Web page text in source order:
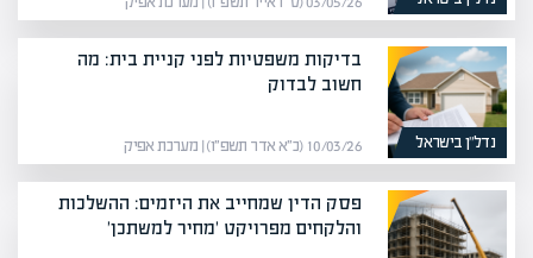
נדל”ן בישראל
בדיקות משפטיות לפני קניית בית: מה
חשוב לבדוק
10/03/26 (כ״א אדר תשפ״ו) | מערכת אפיק
פסק הדין שמחייב את היזמים: ההשלכות
והלקחים מפרויקט 'מחיר למשתכן'